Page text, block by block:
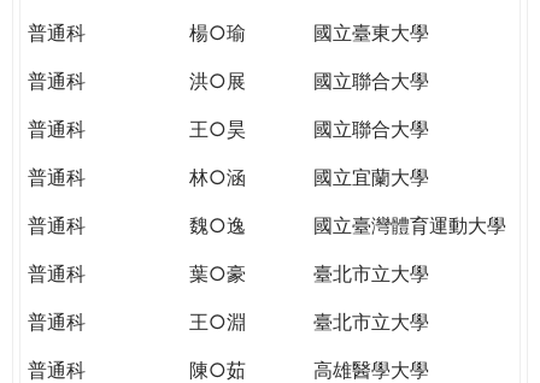
普通科
楊○瑜
國立臺東大學
普通科
洪○展
國立聯合大學
普通科
王○昊
國立聯合大學
普通科
林○涵
國立宜蘭大學
普通科
魏○逸
國立臺灣體育運動大學
普通科
葉○豪
臺北市立大學
普通科
王○淵
臺北市立大學
普通科
陳○茹
高雄醫學大學